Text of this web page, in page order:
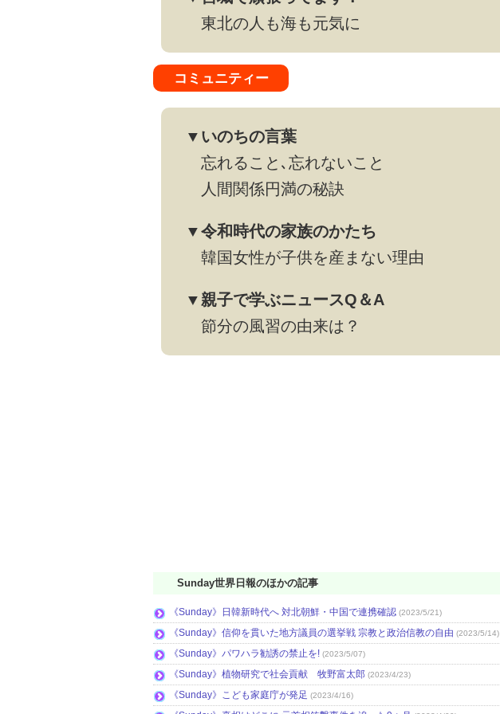
東北の人も海も元気に
コミュニティー
▼いのちの言葉
忘れること､忘れないこと
人間関係円満の秘訣
▼令和時代の家族のかたち
韓国女性が子供を産まない理由
▼親子で学ぶニュースQ＆A
節分の風習の由来は？
Sunday世界日報のほかの記事
《Sunday》日韓新時代へ 対北朝鮮・中国で連携確認 (2023/5/21)
《Sunday》信仰を貫いた地方議員の選挙戦 宗教と政治信教の自由 (2023/5/14)
《Sunday》パワハラ勧誘の禁止を! (2023/5/07)
《Sunday》植物研究で社会貢献 牧野富太郎 (2023/4/23)
《Sunday》こども家庭庁が発足 (2023/4/16)